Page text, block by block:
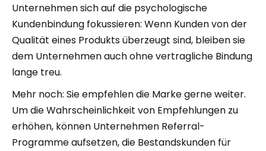
Unternehmen sich auf die psychologische
Kundenbindung fokussieren: Wenn Kunden von der
Qualität eines Produkts überzeugt sind, bleiben sie
dem Unternehmen auch ohne vertragliche Bindung
lange treu.
Mehr noch: Sie empfehlen die Marke gerne weiter.
Um die Wahrscheinlichkeit von Empfehlungen zu
erhöhen, können Unternehmen Referral-
Programme aufsetzen, die Bestandskunden für